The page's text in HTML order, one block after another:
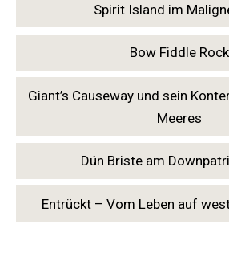
Spirit Island im
Bow Fiddle Rock
Giant’s Causeway und sein
Meeres
Dún Briste am
Entrückt – Vom Leben auf